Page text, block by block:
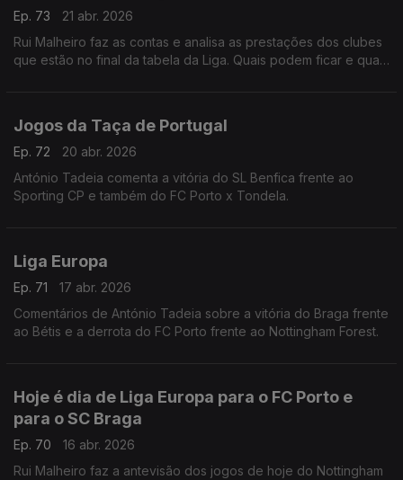
Ep. 73
21 abr. 2026
Rui Malheiro faz as contas e analisa as prestações dos clubes
que estão no final da tabela da Liga. Quais podem ficar e quais
Jogos da Taça de Portugal
Ep. 72
20 abr. 2026
António Tadeia comenta a vitória do SL Benfica frente ao
Sporting CP e também do FC Porto x Tondela.
Liga Europa
Ep. 71
17 abr. 2026
Comentários de António Tadeia sobre a vitória do Braga frente
ao Bétis e a derrota do FC Porto frente ao Nottingham Forest.
Hoje é dia de Liga Europa para o FC Porto e
para o SC Braga
Ep. 70
16 abr. 2026
Rui Malheiro faz a antevisão dos jogos de hoje do Nottingham